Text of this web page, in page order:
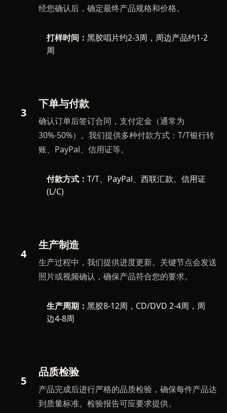
经您确认后，确定最终产品规格和价格。
打样时间： 黑胶唱片约2-3周，周边产品约1-2
周
3
下单与付款
确认订单后签订合同，支付定金（通常为
30%-50%）。我们提供多种付款方式：T/T银行转
账、PayPal、信用证等。
付款方式： T/T、PayPal、西联汇款、信用证
(L/C)
4
生产制造
生产过程中，我们提供进度更新。关键节点会发送
照片或视频确认，确保产品符合您的要求。
生产周期： 黑胶8-12周，CD/DVD 2-4周，周
边4-8周
5
品质检验
产品完成后进行严格的品质检验，确保每件产品达
到质量标准。检验报告可应要求提供。